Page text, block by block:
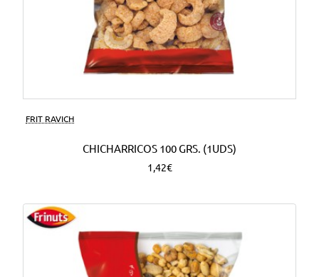
FRIT RAVICH
CHICHARRICOS 100 GRS. (1UDS)
1,42€